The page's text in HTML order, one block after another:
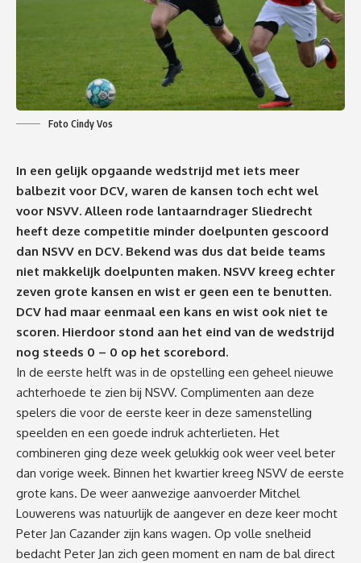
Foto Cindy Vos
In een gelijk opgaande wedstrijd met iets meer
balbezit voor DCV, waren de kansen toch echt wel
voor NSVV. Alleen rode lantaarndrager Sliedrecht
heeft deze competitie minder doelpunten gescoord
dan NSVV en DCV. Bekend was dus dat beide teams
niet makkelijk doelpunten maken. NSVV kreeg echter
zeven grote kansen en wist er geen een te benutten.
DCV had maar eenmaal een kans en wist ook niet te
scoren. Hierdoor stond aan het eind van de wedstrijd
nog steeds 0 – 0 op het scorebord.
In de eerste helft was in de opstelling een geheel nieuwe
achterhoede te zien bij NSVV. Complimenten aan deze
spelers die voor de eerste keer in deze samenstelling
speelden en een goede indruk achterlieten. Het
combineren ging deze week gelukkig ook weer veel beter
dan vorige week. Binnen het kwartier kreeg NSVV de eerste
grote kans. De weer aanwezige aanvoerder Mitchel
Louwerens was natuurlijk de aangever en deze keer mocht
Peter Jan Cazander zijn kans wagen. Op volle snelheid
bedacht Peter Jan zich geen moment en nam de bal direct